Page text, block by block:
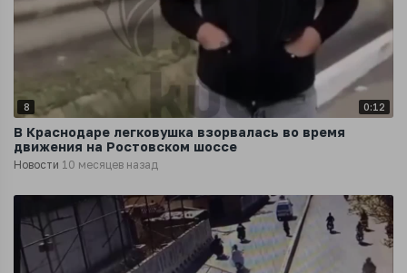
8 0:12
В Краснодаре легковушка взорвалась во время
движения на Ростовском шоссе
Новости 10 месяцев назад